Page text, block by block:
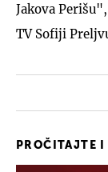
Jakova
TV Sofiji
PROČITAJTE I